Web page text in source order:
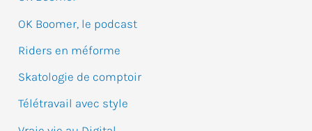
OK Boomer, le podcast
Riders en méforme
Skatologie de comptoir
Télétravail avec style